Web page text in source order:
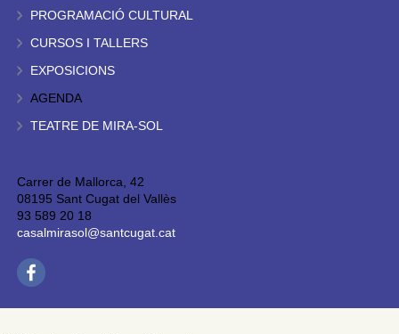
PROGRAMACIÓ CULTURAL
CURSOS I TALLERS
EXPOSICIONS
AGENDA
TEATRE DE MIRA-SOL
Carrer de Mallorca, 42
08195 Sant Cugat del Vallès
93 589 20 18
casalmirasol@santcugat.cat